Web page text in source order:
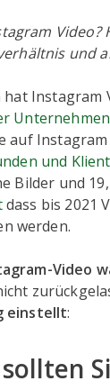
Video?
und
hat
Unternehmen
auf
und
Bilder und
dass bis 2021
werden.
Video
einstellt: